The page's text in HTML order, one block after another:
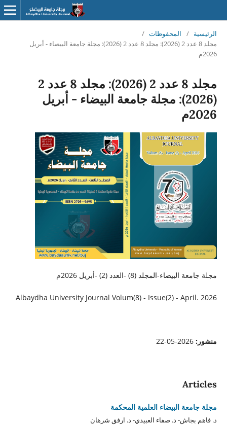
الرئيسية / المحفوظات /
مجلد 8 عدد 2 (2026): مجلد 8 عدد 2 (2026): مجلة جامعة البيضاء - أبريل
2026م
مجلد 8 عدد 2 (2026): مجلد 8 عدد 2
(2026): مجلة جامعة البيضاء - أبريل
2026م
مجلة جامعة البيضاء-المجلد (8) -العدد (2) -أبريل 2026م
Albaydha University Journal Volum(8) - Issue(2) - April. 2026
منشور: 2026-05-22
Articles
مجلة جامعة البيضاء العلمية المحكمة
د. فاهم بجاش- د. صفاء العبيدي- د. ارفق شرهان